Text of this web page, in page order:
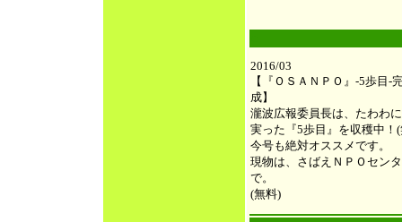
2016/03
【『ＯＳＡＮＰＯ』-5歩目-
成】
瀧波広報委員長は、たわわに
実った『5歩目』を収穫中！
今号も絶対オススメです。
現物は、さばえＮＰＯセン
で。
(無料)